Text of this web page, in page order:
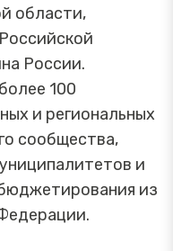
области,
России.
100
и региональных
сообщества,
и
из